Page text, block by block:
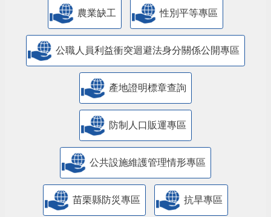
農業缺工 性別平等專區
公職人員利益衝突迴避法身分關係公開專區
產地證明標章查詢
防制人口販運專區
​公共設施維護管理情形專區
苗栗縣防災專區 抗旱專區